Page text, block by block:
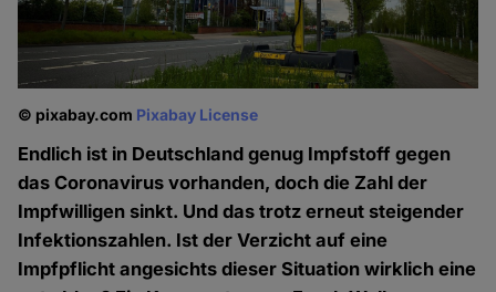
© pixabay.com Pixabay License
Endlich ist in Deutschland genug Impfstoff gegen
das Coronavirus vorhanden, doch die Zahl der
Impfwilligen sinkt. Und das trotz erneut steigender
Infektionszahlen. Ist der Verzicht auf eine
Impfpflicht angesichts dieser Situation wirklich eine